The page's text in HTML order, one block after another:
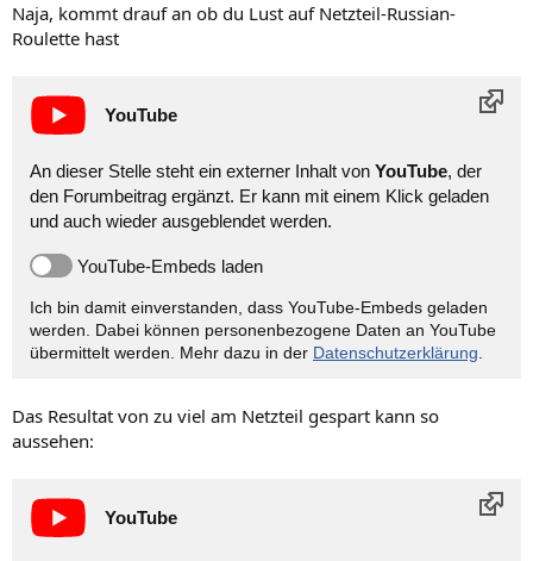
Naja, kommt drauf an ob du Lust auf Netzteil-Russian-
Roulette hast
YouTube
An dieser Stelle steht ein externer Inhalt von YouTube, der
den Forumbeitrag ergänzt. Er kann mit einem Klick geladen
und auch wieder ausgeblendet werden.
YouTube-Embeds laden
Ich bin damit einverstanden, dass YouTube-Embeds geladen
werden. Dabei können personen­bezogene Daten an YouTube
übermittelt werden. Mehr dazu in der Datenschutzerklärung.
Das Resultat von zu viel am Netzteil gespart kann so
aussehen:
YouTube